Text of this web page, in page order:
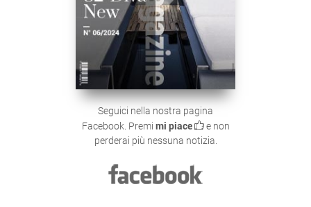
Seguici nella nostra pagina
Facebook. Premi mi piace
e non
perderai più nessuna notizia.